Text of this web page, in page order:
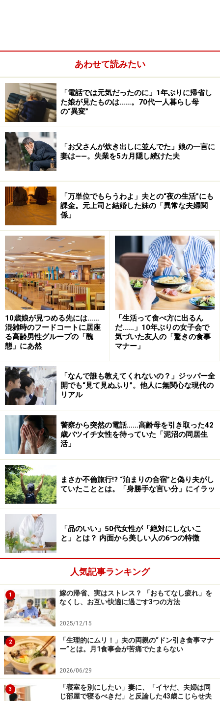
大学を出て希望の仕事に就き、3年の恋愛を経て結婚し
たのは29歳のときだった。相手は地方の出身ですでに両
親を亡くしていたので、ミホさんの両親を自分の両親の
ように大事に思うと言ってくれた。
快適だった距離感
「私は一人っ子なので、父がものすごく夫をかわいがっ
て。二人でよく居酒屋に飲みに行ったりしていました。
夫は父を慕っていたし、父は夫を信頼していた。本当の
親子みたいだとよく言われていました。
そんな父が4年前に亡くなったとき、夫は身をよじって
泣いていた。そして「これからはもっとお義母さんを大
「ただ、私たち4人家族の生活もあるし、母は定年まで
仕事を続け、自立した人だから私にはそこまで甘えてこ
ないんです、もともと。親孝行はしたいけど、べったり
した関係には今さらなれない。だからといって親孝行を
したくないわけではない。夫にそれを分かってもらうの
にけっこう時間がかかりました」
もちろん、母のことは気にかけていたが、母は案外、一
人暮らしを楽しんでいるようだった。月に2回は母を誘
って外食したり、たまに家に来てもらうこともあった。
時間があればミホさんが実家に様子を見に行くこともあ
る。そんな距離が快適だった。
急に弱ってきた母
ところがこの1年ほど、母は気弱になってきた。まだ70
代前半だが、「もうじき後期高齢者になるのよね」と言
い出したのだ。
「どうやら母が勤めていたとき一番仲よくしていた同期
の女性が急死したらしいんです。彼女とはよく会ってい
たし、旅行もしていたみたい。それから一気に気弱にな
って。もうじきお父さんにも会えるのかもしれないわね
なんて急に言うから、縁起でもないこと言わないでよと
あわせて読みたい
「電話では元気だったのに」1年ぶりに帰省し
た娘が見たものは……。70代一人暮らし母
の“異変”
「お父さんが炊き出しに並んでた」娘の一言に
妻は――。失業を5カ月隠し続けた夫
「万単位でもらうわよ」夫との“夜の生活”にも
課金。元上司と結婚した妹の「異常な夫婦関
係」
10歳娘が見つめる先には……
混雑時のフードコートに居座
る高齢男性グループの「醜
態」にあ然
「生活って食べ方に出るん
だ……」10年ぶりの女子会で
気づいた友人の「驚きの食事
マナー」
「なんで誰も教えてくれないの？」ジッパー全
開でも“見て見ぬふり”。他人に無関心な現代の
リアル
警察から突然の電話……高齢母を引き取った42
歳バツイチ女性を待っていた「泥沼の同居生
活」
まさか不倫旅行!? “泊まりの合宿”と偽り夫がし
ていたこととは。「身勝手な言い分」にイラッ
「品のいい」50代女性が「絶対にしないこ
と」とは？ 内面から美しい人の6つの特徴
人気記事ランキング
1
嫁の帰省、実はストレス？ 「おもてなし疲れ」を
なくし、お互い快適に過ごす3つの方法
2025/12/15
2
「生理的にムリ！」夫の両親の“ドン引き食事マナ
ー”とは。月1食事会が苦痛でたまらない
2026/06/29
3
「寝室を別にしたい」妻に、「イヤだ、夫婦は同
じ部屋で寝るべきだ」と反論した43歳こじらせ夫